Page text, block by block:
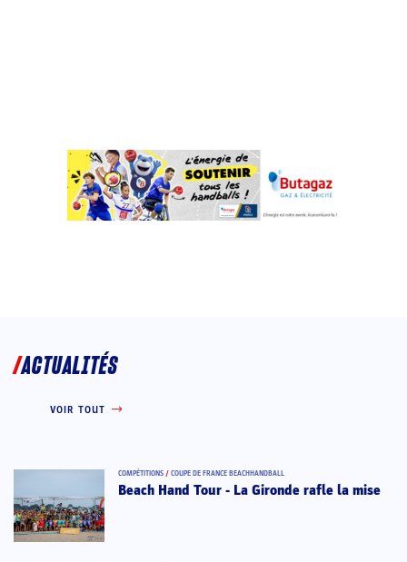
ACTUALITÉS
VOIR TOUT
COMPÉTITIONS / COUPE DE FRANCE BEACHHANDBALL
Beach Hand Tour - La Gironde rafle la mise